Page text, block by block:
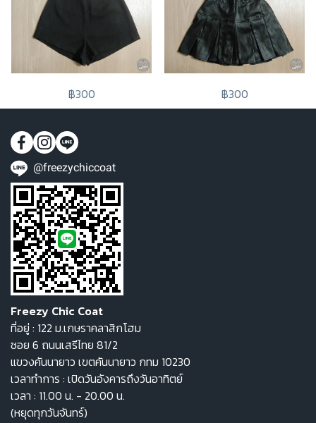
฿300 ฿300
@freezychiccoat
Freezy Chic Coat
ที่อยู่ : 122 ม.เกษราคลาสิกโฮม
ซอย 6 ถนนเสรีไทย 81/2
แขวงคันนายาว เขตคันนายาว กทม 10230
เวลาทำการ : เปิดวันอังคารถึงวันอาทิตย์
เวลา : 11.00 น. - 20.00 น.
(หยุดทุกวันจันทร์)